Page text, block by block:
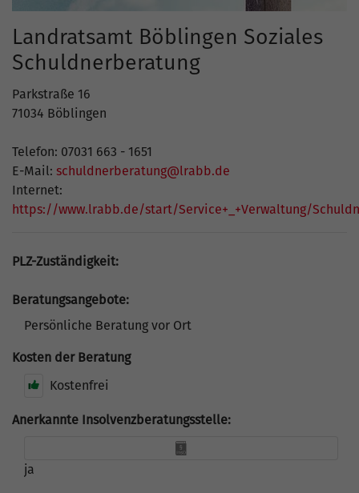
Landratsamt Böblingen Soziales
Schuldnerberatung
Parkstraße 16
71034 Böblingen
Telefon: 07031 663 - 1651
E-Mail: schuldnerberatung@lrabb.de
Internet:
https://www.lrabb.de/start/Service+_+Verwaltung/
PLZ-Zuständigkeit:
Beratungsangebote:
Persönliche Beratung vor Ort
Kosten der Beratung
Kostenfrei
Anerkannte Insolvenzberatungsstelle:
ja